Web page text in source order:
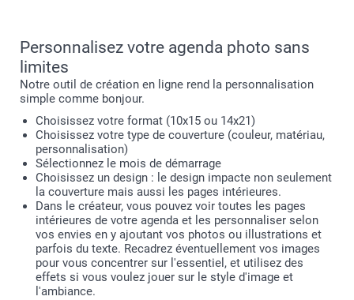
Personnalisez votre agenda photo sans
limites
Notre outil de création en ligne rend la personnalisation
simple comme bonjour.
Choisissez votre format (10x15 ou 14x21)
Choisissez votre type de couverture (couleur, matériau,
personnalisation)
Sélectionnez le mois de démarrage
Choisissez un design : le design impacte non seulement
la couverture mais aussi les pages intérieures.
Dans le créateur, vous pouvez voir toutes les pages
intérieures de votre agenda et les personnaliser selon
vos envies en y ajoutant vos photos ou illustrations et
parfois du texte. Recadrez éventuellement vos images
pour vous concentrer sur l'essentiel, et utilisez des
effets si vous voulez jouer sur le style d'image et
l'ambiance.